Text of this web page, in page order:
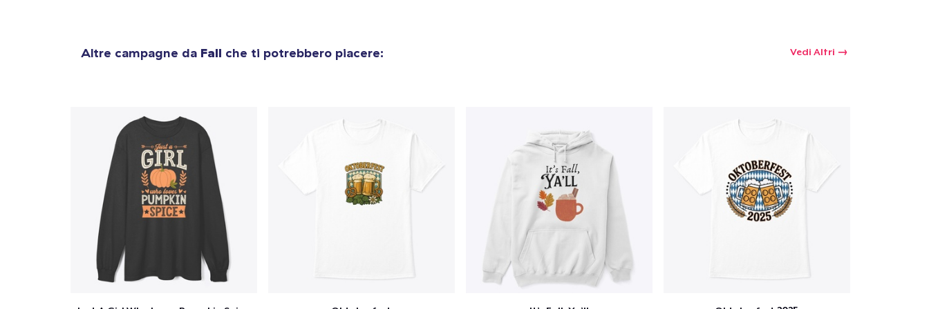
Altre campagne da Fall che ti potrebbero piacere: Vedi Altri
Tru transfer Printed Premium Tee
Tru Transfer Printed Classic Tee
27,99 USD
Tru Transfer Printed Unisex Premium Hoodie